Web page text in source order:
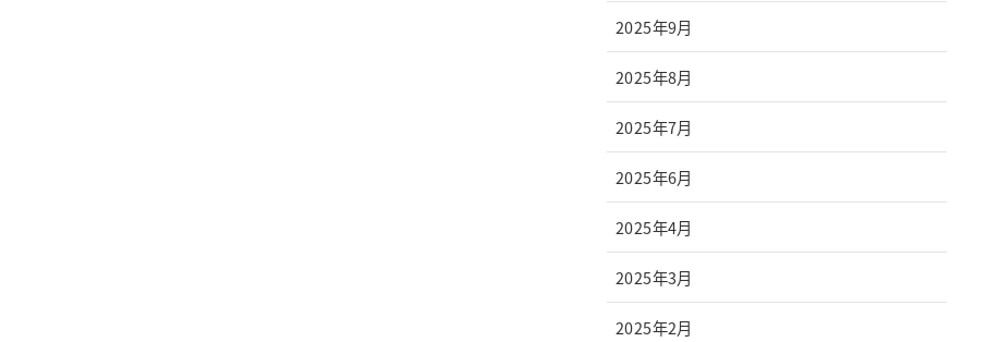
2025年9月
2025年8月
2025年7月
2025年6月
2025年4月
2025年3月
2025年2月